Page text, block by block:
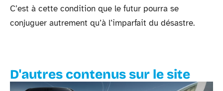
C’est à cette condition que le futur pourra se
conjuguer autrement qu’à l’imparfait du désastre.
D'autres contenus sur le site